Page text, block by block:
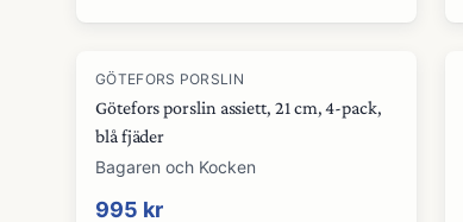
GÖTEFORS PORSLIN
Götefors porslin assiett, 21 cm, 4-pack,
blå fjäder
Bagaren och Kocken
995 kr